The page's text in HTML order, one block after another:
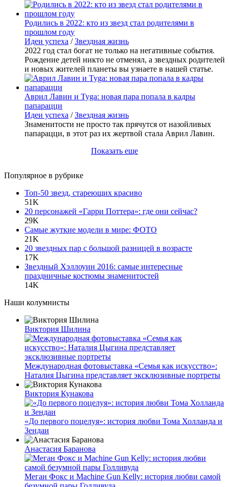
Родились в 2022: кто из звезд стал родителями в
прошлом году
Идеи успеха /Звездная жизнь
2022 год стал богат не только на негативные события.
Рождение детей никто не отменял, а звездных родителей
и новых жителей планеты вы узнаете в нашей статье.
Аврил Лавин и Tyga: новая пара попала в кадры
папарацци
Идеи успеха /Звездная жизнь
Знаменитости не просто так прячутся от назойливых
папарацци, в этот раз их жертвой стала Аврил Лавин.
Показать еще
Популярное в рубрике
Топ-50 звезд, стареющих красиво
51K
20 персонажей «Гарри Поттера»: где они сейчас?
29K
Самые жуткие модели в мире: ФОТО
21K
20 звездных пар с большой разницей в возрасте
17K
Звездный Хэллоуин 2016: самые интересные
праздничные костюмы знаменитостей
14K
Наши колумнисты
Виктория Шилина
Международная фотовыставка «Семья как искусство»:
Наталия Цыгина представляет эксклюзивные портреты
Виктория Кунакова
«До первого поцелуя»: история любви Тома Холланда и
Зендаи
Анастасия Баранова
Меган Фокс и Machine Gun Kelly: история любви самой